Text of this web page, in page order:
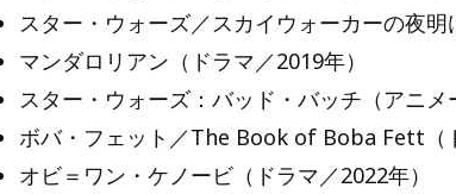
スター・ウォーズ／スカイウォーカーの夜明
マンダロリアン（ドラマ／2019年）
スター・ウォーズ：バッド・バッチ（アニメ
ボバ・フェット／The Book of Boba Fett（
オビ＝ワン・ケノービ（ドラマ／2022年）